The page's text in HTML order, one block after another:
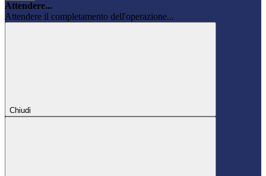
Attendere...
Attendere il completamento dell'operazione...
Chiudi